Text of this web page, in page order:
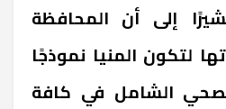
إلى أن المحافظة
لتكون المنيا نموذجًا
الشامل في كافة